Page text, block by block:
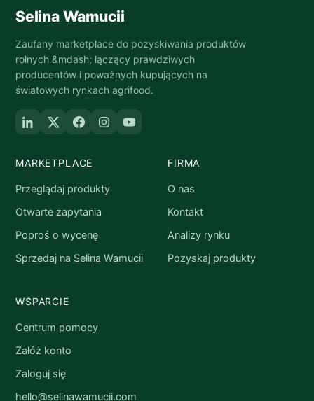
Selina Wamucii
Zaufany marketplace do pozyskiwania produktów
rolnych &mdash; łączący prawdziwych
producentów i poważnych kupujących na
światowych rynkach agrifood.
MARKETPLACE
Przeglądaj produkty
Otwarte zapytania
Poproś o wycenę
Sprzedaj na Selina Wamucii
FIRMA
O nas
Kontakt
Analizy rynku
Pozyskaj produkty
WSPARCIE
Centrum pomocy
Załóż konto
Zaloguj się
hello@selinawamucii.com